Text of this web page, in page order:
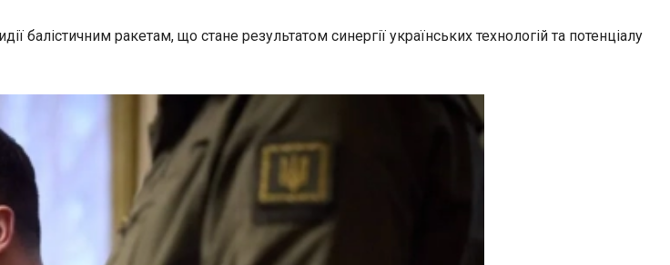
ракетам, що стане результатом синергії українських технологій та потенціалу